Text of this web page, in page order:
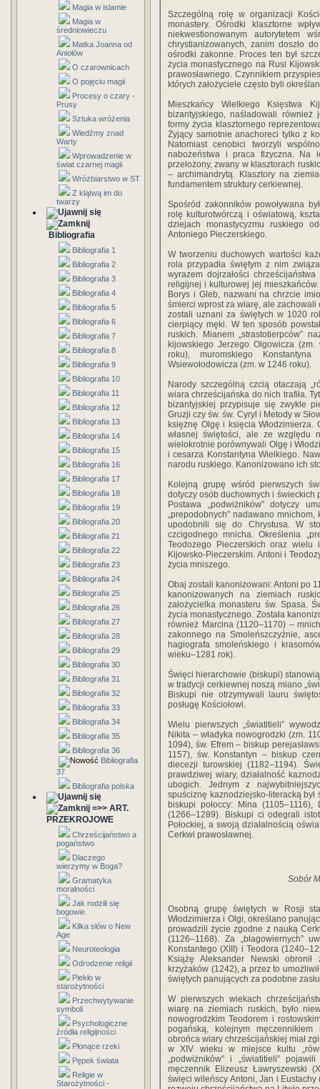
Magia w islamie
Magia w
średniowieczu
Matka Joanna od
Aniołów
O czarownicach
O pojęciu magii
Procesy o czary -
Prusy
Sztuka wróżenia
Wiedźmy znad
Warty
Wprowadzenie w
świat czarnej magii
Wróżbiarstwo w ST
Z klątwą im do
twarzy
Bibliografia
Bibliografia 1
Bibliografia 2
Bibliografia 3
Bibliografia 4
Bibliografia 5
Bibliografia 6
Bibliografia 7
Bibliografia 8
Bibliografia 9
Bibliografia 10
Bibliografia 11
Bibliografia 12
Bibliografia 13
Bibliografia 14
Bibliografia 15
Bibliografia 16
Bibliografia 17
Bibliografia 18
Bibliografia 19
Bibliografia 20
Bibliografia 21
Bibliografia 22
Bibliografia 23
Bibliografia 24
Bibliografia 25
Bibliografia 26
Bibliografia 27
Bibliografia 28
Bibliografia 29
Bibliografia 30
Bibliografia 31
Bibliografia 32
Bibliografia 33
Bibliografia 34
Bibliografia 35
Bibliografia 36
Bibliografia
37
Bibliografia polska
=>> ART.
PRZEKROJOWE
Chrześcijaństwo a
pogaństwo
Dlaczego
wierzymy w Boga?
Gramatyka
moralności
Jak rodzili się
bogowie
Kilka słów o New
Age
Neuroteologia
Odrodzenie religii
Piekło w
starożytności
Przechwytywanie
symboli
Psychologiczne
źródła religijności
Płonące rzeki
Pępek świata
Religie w
Starożytności -
Szczególną rolę w organizacji
monastery. Ośrodki klasztorne
niekwestionowanym autorytetem
chrystianizowanych, zanim doszło
ośrodki zakonne. Proces ten był
życia monastycznego na Rusi
prawosławnego. Czynnikiem
których założyciele często byli
Mieszkańcy Wielkiego Księstwa
bizantyjskiego, naśladowali również
formy życia klasztornego
Żyjący samotnie anachoreci tylko z
Natomiast cenobici tworzyli
nabożeństwa i praca fizyczna. Na
przełożony, zwany w klasztorach
– archimandrytą. Klasztory na
fundamentem struktury cerkiewnej.
Spośród zakonników powoływana
rolę kulturotwórczą i oświatową,
dziejach monastycyzmu ruskiego
Antoniego Pieczerskiego.
W tworzeniu duchowych wartości
rola przypadła świętym z nim
wyrazem dojrzałości
religijnej i kulturowej jej
Borys i Gleb, nazwani na chrzcie
śmierci wprost za wiarę, ale
zostali uznani za świętych w 1020
cierpiący męki. W ten sposób
ruskich. Mianem „strastotierpców”
kijowskiego Jerzego Olgowicza
roku), muromskiego
Wsiewołodowicza (zm. w 1246 roku).
Narody szczególną czcią otaczają
wiara chrześcijańska do nich trafiła.
bizantyjskiej przypisuje się zwykle
Gruzji czy św. św. Cyryl i Metody w
księżnę Olgę i księcia
własnej świętości, ale ze względu
wielokrotnie porównywali Olgę i
i cesarza Konstantyna Wielkiego.
narodu ruskiego. Kanonizowano ich
Kolejną grupę wśród pierwszych
dotyczy osób duchownych i świeckich
Postawa „podwiżników” dotyczy
„prepodobnych” nadawano
upodobnili się do Chrystusa. W
czcigodnego mnicha. Określenia
Teodozego Pieczerskich oraz wielu
Kijowsko-Pieczerskim. Antoni i
życia mniszego.
Obaj zostali kanonizowani: Antoni po
kanonizowanych na ziemiach
założycielka monasteru św. Spasa.
życia monastycznego. Została
również Marcina (1120–1170) –
zakonnego na Smoleńszczyźnie,
hagiografa smoleńskiego i
wieku–1281 rok).
Święci hierarchowie (biskupi)
w tradycji cerkiewnej noszą miano
Biskupi nie otrzymywali lauru
posługę Kościołowi.
Wielu pierwszych „światitieli”
Nikita – władyka nowogrodzki (zm.
1094), św. Efrem – biskup
1157), św. Konstantyn – biskup
diecezji turowskiej (1182–1194).
prawdziwej wiary, działalność
ubogich. Jednym z
spuściznę kaznodziejsko-literacką był
biskupi połoccy: Mina
(1266–1289). Biskupi ci odegrali
Połockiej, a swoją działalnością
Cerkwi prawosławnej.
Sobór
Osobną grupę świętych w Rosji
Włodzimierza i Olgi, określano
prowadzili życie zgodne z nauką
(1126–1168). Za „błagowiernych”
Konstantego (XIII) i Teodora
Książę Aleksander Newski
krzyżaków (1242), a przez to
świętych panujących za podobne
W pierwszych wiekach
wiarę na ziemiach ruskich, było
nowogrodzkim Teodorem i
pogańską, kolejnym
obrońca wiary chrześcijańskiej miał
w XIV wieku w miejsce kultu
„podwiżników” i „światitieli”
męczennik Elizeusz Ławryszewski
święci wileńscy Antoni, Jan i